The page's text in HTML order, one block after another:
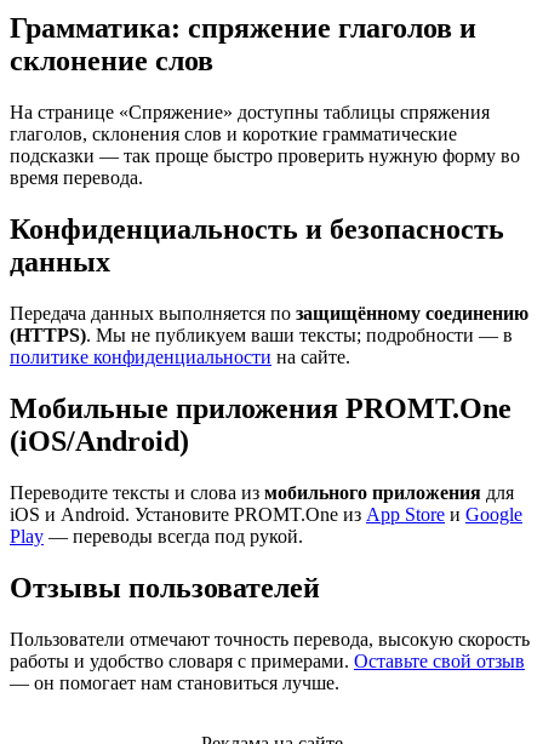
Грамматика: спряжение глаголов и
склонение слов
На странице «Спряжение» доступны таблицы спряжения
глаголов, склонения слов и короткие грамматические
подсказки — так проще быстро проверить нужную форму во
время перевода.
Конфиденциальность и безопасность
данных
Передача данных выполняется по защищённому соединению
(HTTPS). Мы не публикуем ваши тексты; подробности — в
политике конфиденциальности на сайте.
Мобильные приложения PROMT.One
(iOS/Android)
Переводите тексты и слова из мобильного приложения для
iOS и Android. Установите PROMT.One из App Store и Google
Play — переводы всегда под рукой.
Отзывы пользователей
Пользователи отмечают точность перевода, высокую скорость
работы и удобство словаря с примерами. Оставьте свой отзыв
— он помогает нам становиться лучше.